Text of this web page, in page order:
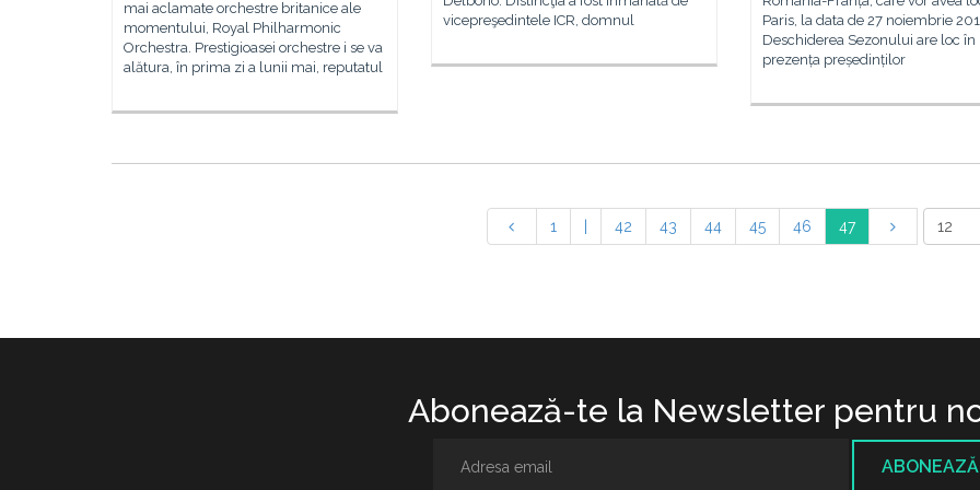
vicepreşedintele ICR, domnul
mai aclamate orchestre britanice ale
momentului, Royal Philharmonic
Orchestra. Prestigioasei orchestre i se va
alătura, în prima zi a lunii mai, reputatul
Paris, la data de 27 noiembrie
Deschiderea Sezonului are loc în
prezența președinților
1 42 43 44 45 46 47
Abonează-te la Newsletter pentru